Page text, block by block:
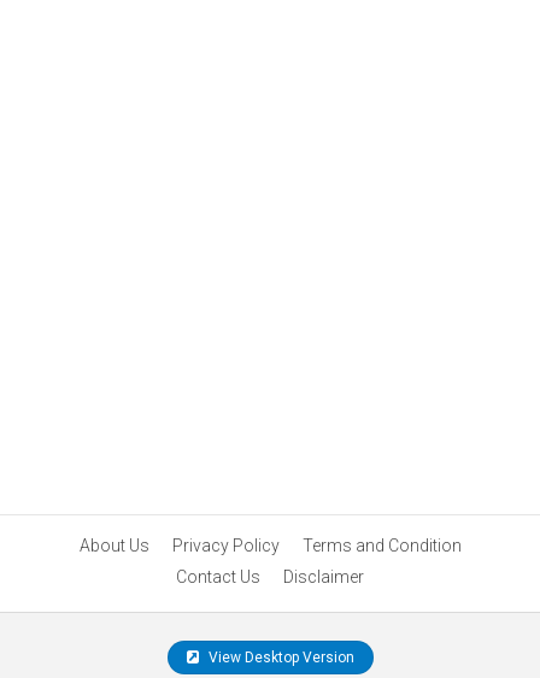
About Us Privacy Policy
Terms and Condition
Contact Us
Disclaimer
View Desktop Version